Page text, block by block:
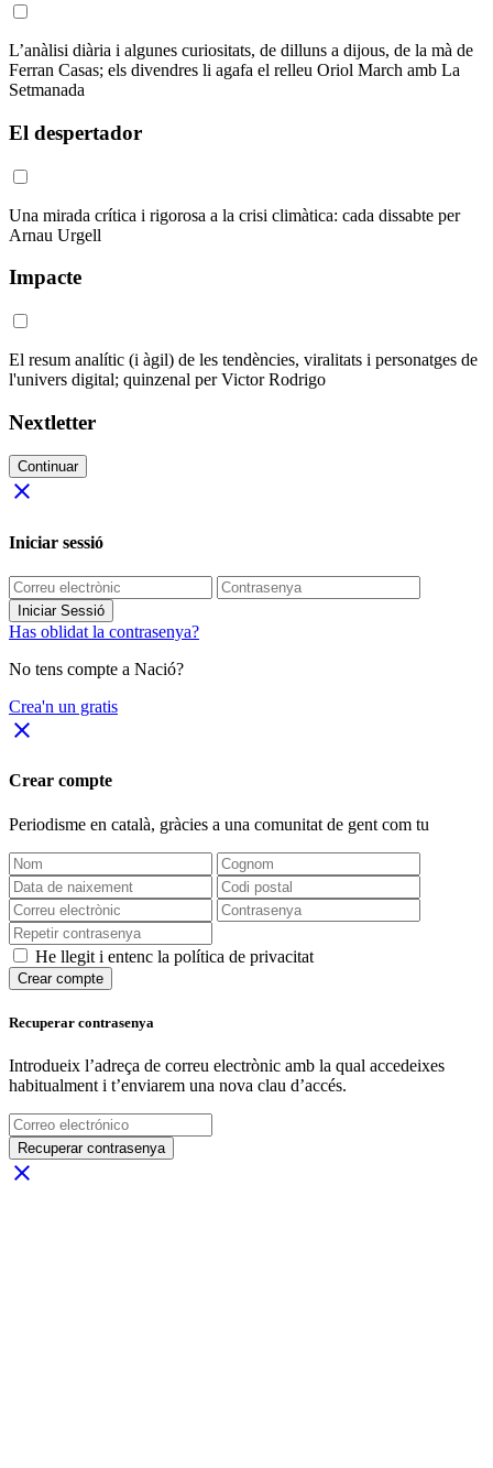
L’anàlisi diària i algunes curiositats, de dilluns a dijous, de la mà de
Ferran Casas; els divendres li agafa el relleu Oriol March amb La
Setmanada
El despertador
Una mirada crítica i rigorosa a la crisi climàtica: cada dissabte per
Arnau Urgell
Impacte
El resum analític (i àgil) de les tendències, viralitats i personatges de
l'univers digital; quinzenal per Victor Rodrigo
Nextletter
Continuar
close
Iniciar sessió
Iniciar Sessió
Has oblidat la contrasenya?
No tens compte a Nació?
Crea'n un gratis
close
Crear compte
Periodisme en català, gràcies a una comunitat de gent com tu
He llegit i entenc la política de privacitat
Crear compte
Recuperar contrasenya
Introdueix l’adreça de correu electrònic amb la qual accedeixes
habitualment i t’enviarem una nova clau d’accés.
Recuperar contrasenya
close